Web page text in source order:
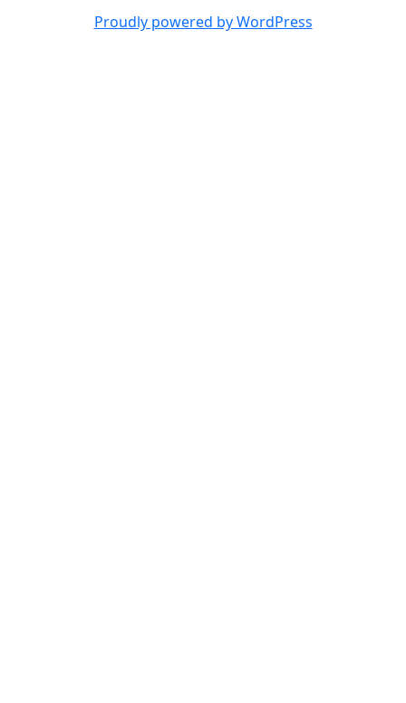
Proudly powered by WordPress